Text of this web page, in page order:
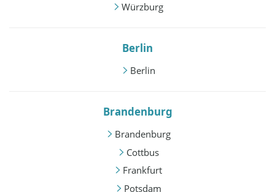
Würzburg
Berlin
Berlin
Brandenburg
Brandenburg
Cottbus
Frankfurt
Potsdam